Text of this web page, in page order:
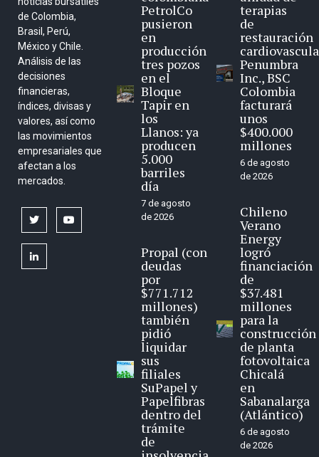
de Colombia,
Brasil, Perú,
México y Chile.
Análisis de las
decisiones
financieras,
índices, divisas y
valores, así como
las movimientos
empresariales que
afectan a los
mercados.
twitter
linkedin
PetrolCo
pusieron
en
producción
tres pozos
en el
Bloque
Tapir en
los
Llanos: ya
producen
5.000
barriles
día
7 de agosto
de 2026
Propal (con
deudas
por
$771.712
millones)
también
pidió
liquidar
sus
filiales
SuPapel y
Papelfibras
dentro del
trámite
de
terapias
de
restauración
Penumbra
Inc., BSC
Colombia
facturará
unos
$400.000
millones
6 de agosto
de 2026
Chileno
Verano
Energy
logró
financiación
de
$37.481
millones
para la
construcción
de planta
fotovoltaica
Chicalá
en
Sabanalarga
(Atlántico)
6 de agosto
de 2026